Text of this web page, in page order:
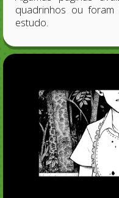
quadrinhos ou
estudo.